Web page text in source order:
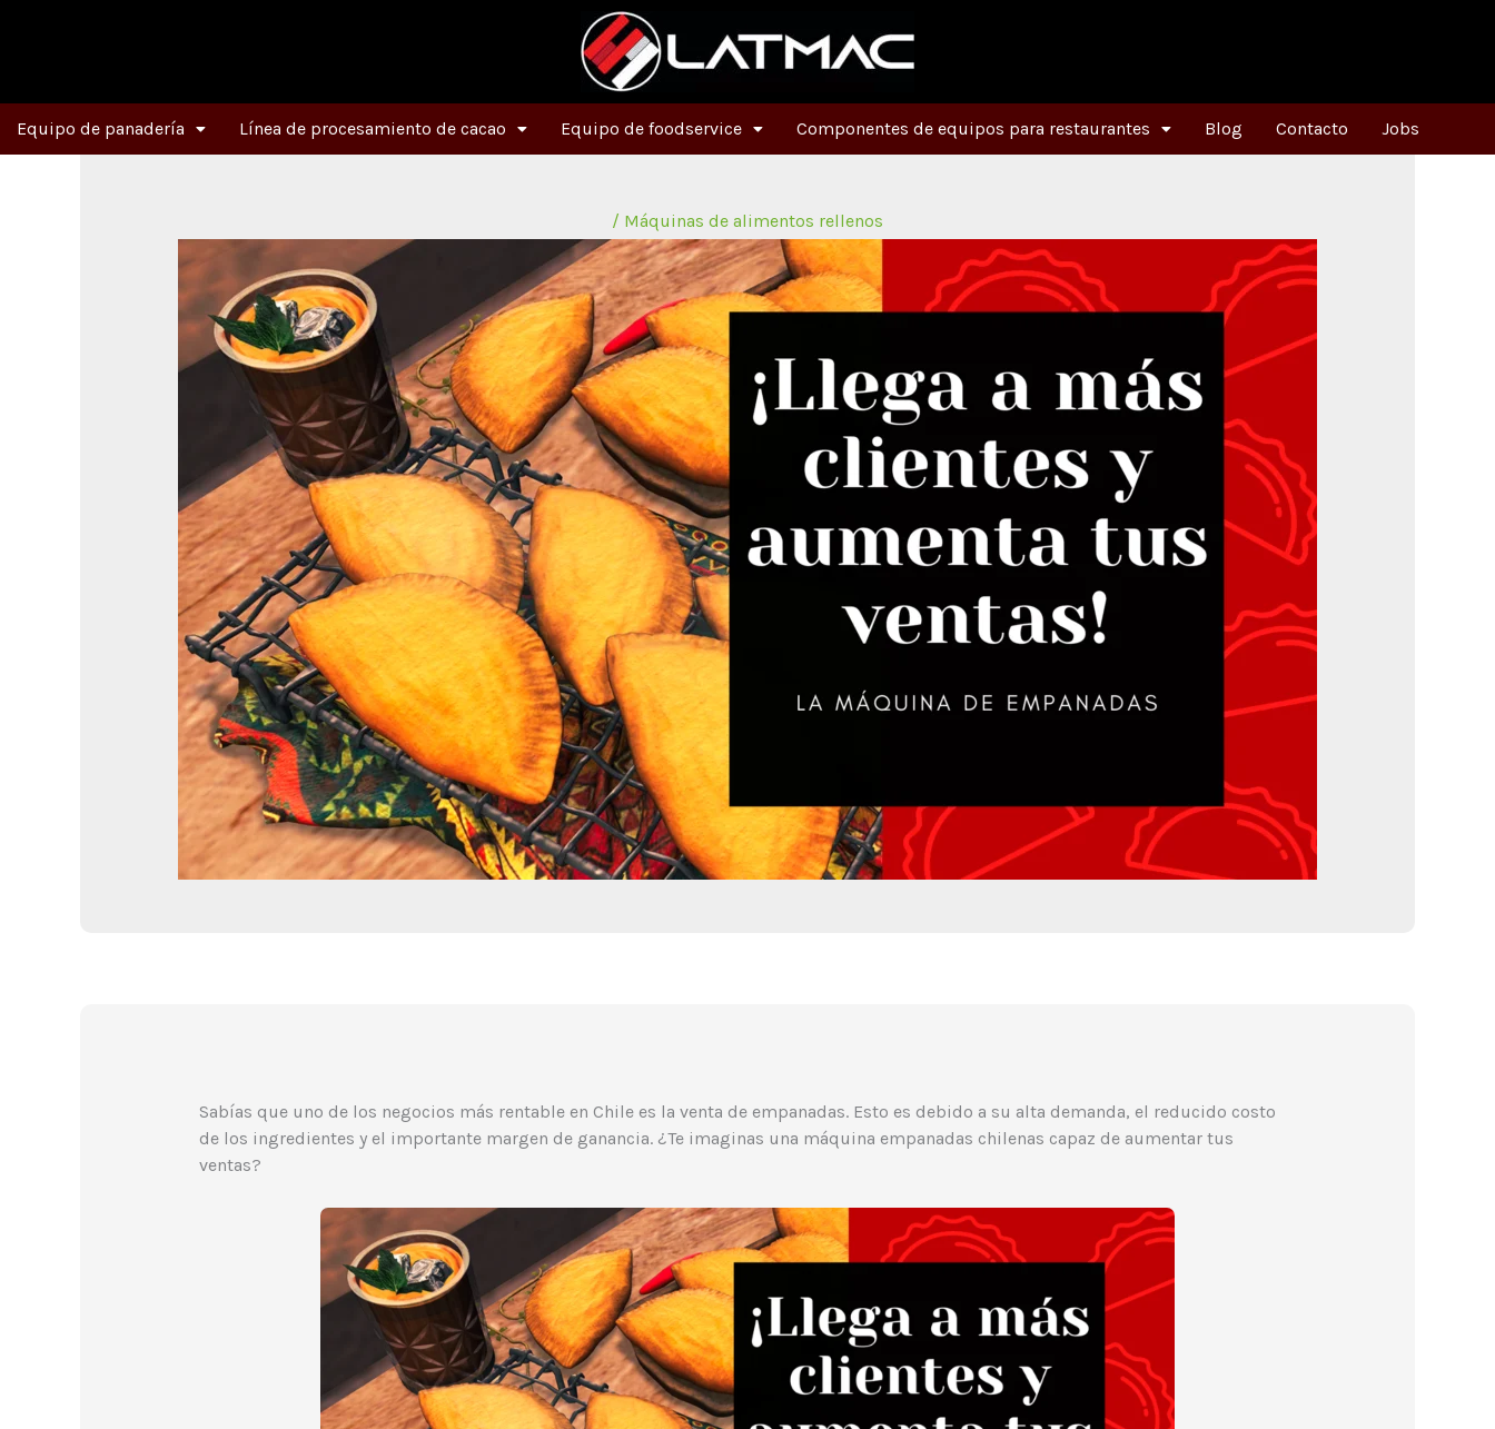
Equipo de panadería Línea de procesamiento de cacao Equipo de foodservice Componentes de equipos para restaurantes Blog Contacto Jobs
/ Máquinas de alimentos rellenos
Sabías que uno de los negocios más rentable en Chile es la venta de empanadas. Esto es debido a su alta demanda, el reducido costo
de los ingredientes y el importante margen de ganancia. ¿Te imaginas una máquina empanadas chilenas capaz de aumentar tus
ventas?